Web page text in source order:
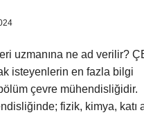
uzmanına ne ad verilir?
isteyenlerin en fazla bilgi
çevre mühendisliğidir.
fizik, kimya, katı